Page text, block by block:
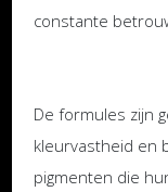
constante
De formules zijn
kleurvastheid en
pigmenten die